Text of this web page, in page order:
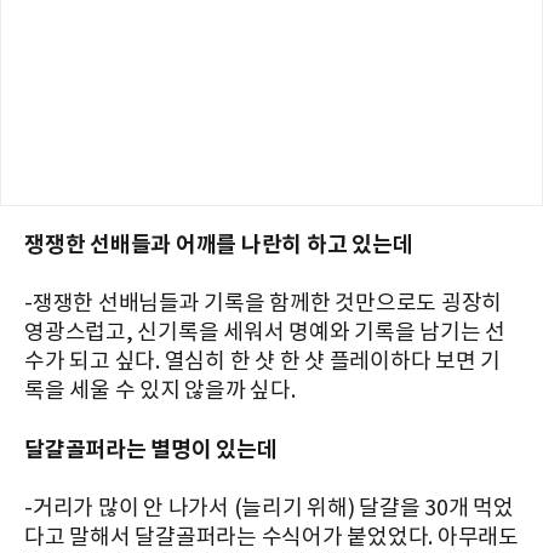
쟁쟁한 선배들과 어깨를 나란히 하고 있는데
-쟁쟁한 선배님들과 기록을 함께한 것만으로도 굉장히
영광스럽고, 신기록을 세워서 명예와 기록을 남기는 선
수가 되고 싶다. 열심히 한 샷 한 샷 플레이하다 보면 기
록을 세울 수 있지 않을까 싶다.
달걀골퍼라는 별명이 있는데
-거리가 많이 안 나가서 (늘리기 위해) 달걀을 30개 먹었
다고 말해서 달걀골퍼라는 수식어가 붙었었다. 아무래도